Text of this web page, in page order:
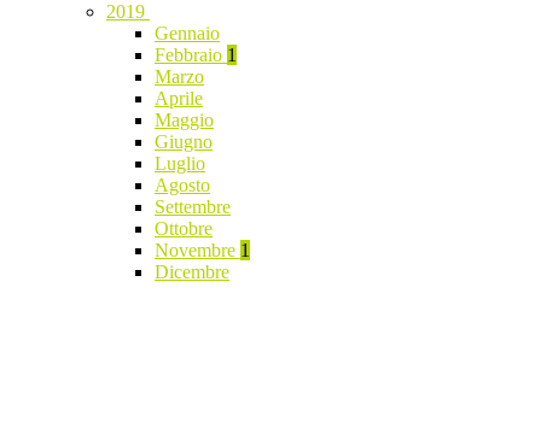
2019
Gennaio
Febbraio 1
Marzo
Aprile
Maggio
Giugno
Luglio
Agosto
Settembre
Ottobre
Novembre 1
Dicembre